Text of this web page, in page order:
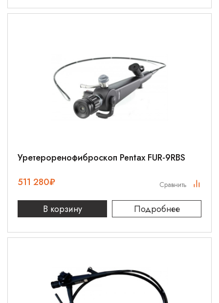
Уретероренофиброскоп Pentax FUR-9RBS
511 280₽
В корзину Подробнее
Сравнить